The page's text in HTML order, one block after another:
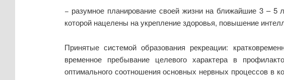
− разумное планирование своей жизни на ближайшие 3 – 5
которой нацелены на укрепление здоровья, повышение
Принятые системой образования рекреации:
временное пребывание целевого характера в
оптимального соотношения основных нервных процессов в